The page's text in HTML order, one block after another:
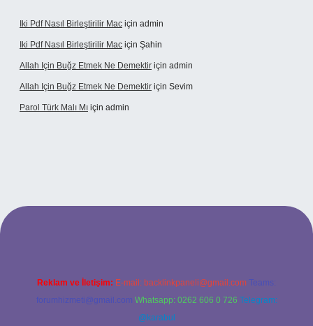
Iki Pdf Nasıl Birleştirilir Mac için admin
Iki Pdf Nasıl Birleştirilir Mac için Şahin
Allah Için Buğz Etmek Ne Demektir için admin
Allah Için Buğz Etmek Ne Demektir için Sevim
Parol Türk Malı Mı için admin
Reklam ve İletişim: E-mail: backlinkpaneli@gmail.com Teams:
forumhizmeti@gmail.com Whatsapp: 0262 606 0 726 Telegram:
@karabul